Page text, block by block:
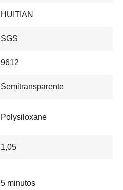
HUITIAN
SGS
9612
Semitransparente
Polysiloxane
1,05
5 minutos